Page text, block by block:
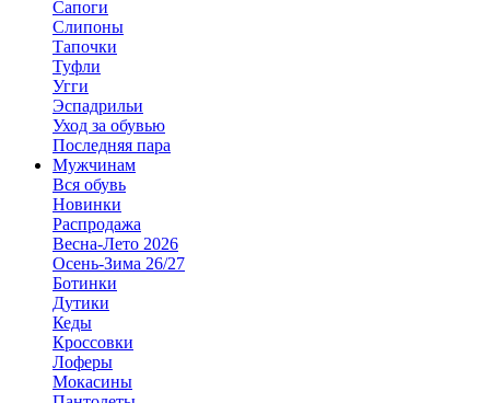
Сапоги
Слипоны
Тапочки
Туфли
Угги
Эспадрильи
Уход за обувью
Последняя пара
Мужчинам
Вся обувь
Новинки
Распродажа
Весна-Лето 2026
Осень-Зима 26/27
Ботинки
Дутики
Кеды
Кроссовки
Лоферы
Мокасины